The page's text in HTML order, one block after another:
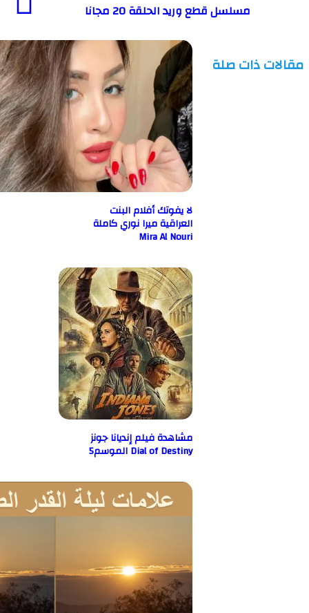
مسلسل قطع وريد الحلقة 20 مجانا
ذات صلة
لا يفوتك أفلام البنت
العراقية ميرا نوري كاملة
Mira Al Nouri
مشاهدة فيلم إنديانا جونز
Dial of Destiny الموسم5